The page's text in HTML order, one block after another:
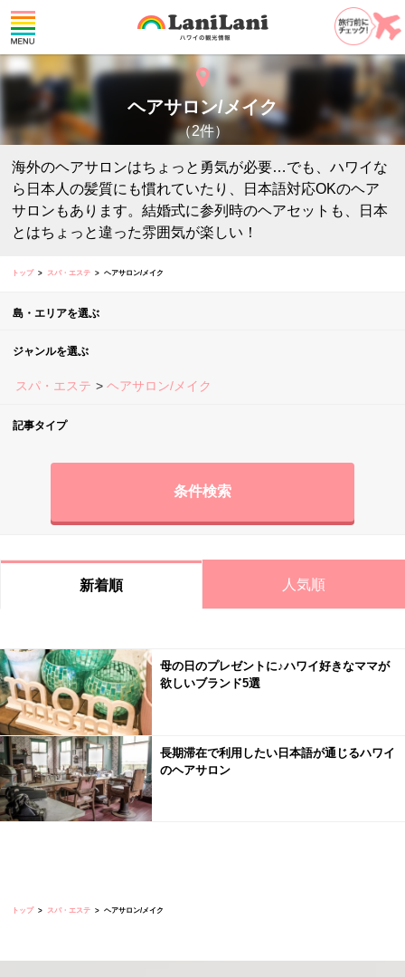
ヘアサロン/メイク
（2件）
海外のヘアサロンはちょっと勇気が必要…でも、ハワイな
ら日本人の髪質にも慣れていたり、日本語対応OKのヘア
サロンもあります。結婚式に参列時のヘアセットも、日本
とはちょっと違った雰囲気が楽しい！
トップ スパ・エステ ヘアサロン/メイク
島・エリアを選ぶ
ジャンルを選ぶ
スパ・エステ ヘアサロン/メイク
記事タイプ
条件検索
新着順 人気順
母の日のプレゼントに♪ハワイ好きなママが
欲しいブランド5選
長期滞在で利用したい日本語が通じるハワイ
のヘアサロン
トップ スパ・エステ ヘアサロン/メイク